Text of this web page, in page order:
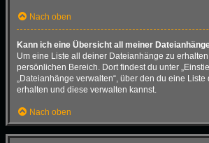
Nach oben
Kann ich eine Übersicht all meiner
Um eine Liste all deiner Dateianhänge zu
persönlichen Bereich. Dort findest du unter
„Dateianhänge verwalten“, über den du eine
erhalten und diese verwalten kannst.
Nach oben